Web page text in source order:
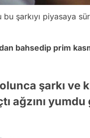
şarkıyı piyasaya
bahsedip prim
şarkı ve
ağzını